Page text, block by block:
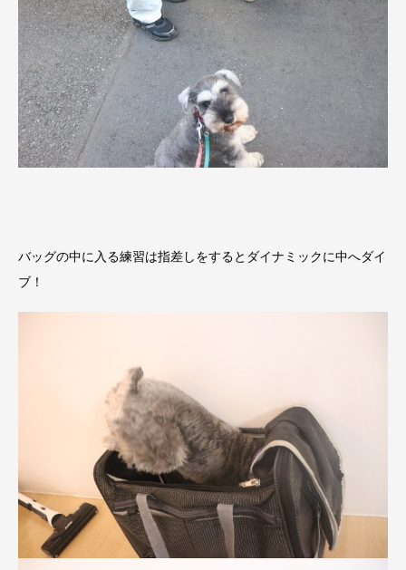
バッグの中に入る練習は指差しをするとダイナミックに中へダイ
ブ！